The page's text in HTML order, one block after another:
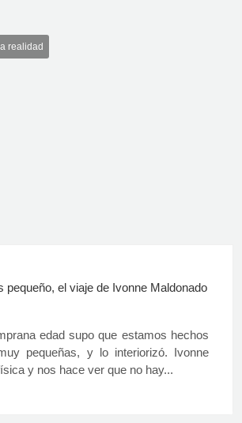
realidad
pequeño, el viaje de Ivonne Maldonado
edad supo que estamos hechos
pequeñas, y lo interiorizó. Ivonne
y nos hace ver que no hay...